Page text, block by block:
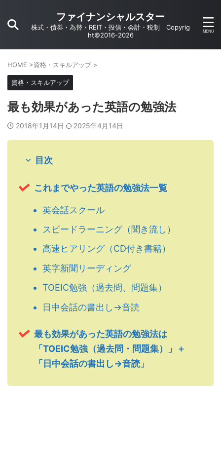
ファイナンシャルスター
株式・債券・為替・REIT・投信・会計・税制 Copyrig
ht©2016-2026
HOME >資格・スキルアップ >
資格・スキルアップ
最も効果があった英語の勉強法
2018年1月14日 2025年4月14日
目次
これまでやった英語の勉強法一覧
英会話スクール
スピードラーニング（聞き流し）
高速ヒアリング（CD付き書籍）
英字新聞リーディング
TOEIC勉強（過去問、問題集）
日中会話の書出し→音読
最も効果があった英語の勉強法は
「TOEIC勉強（過去問・問題集）」＋
「日中会話の書出し→音読」